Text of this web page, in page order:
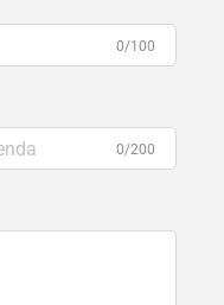
0/100
0/200